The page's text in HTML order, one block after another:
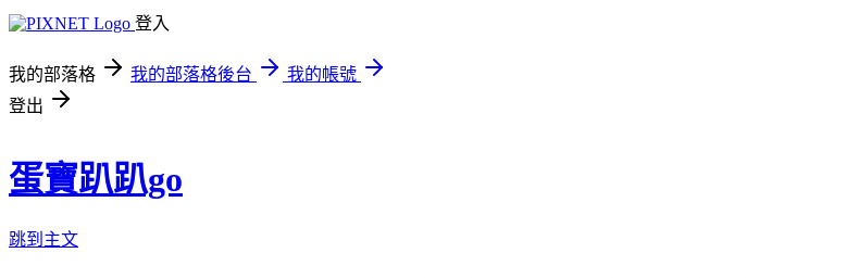
登入
我的部落格 我的部落格後台
我的帳號
登出
蛋寶趴趴go
跳到主文